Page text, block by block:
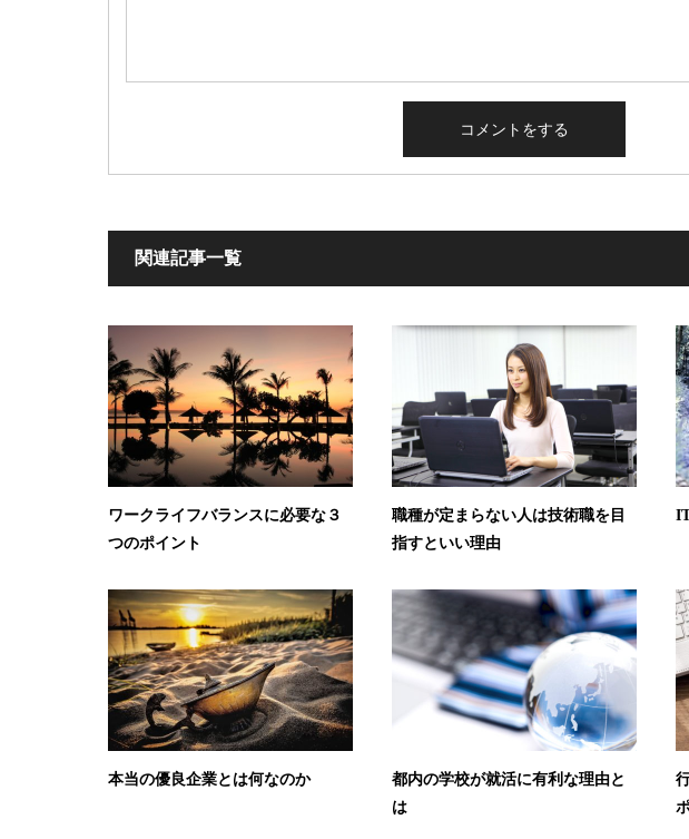
関連記事一覧
ワークライフバランスに必要な３
つのポイント
職種が定まらない人は技術職を目
指すといい理由
本当の優良企業とは何なのか
都内の学校が就活に有利な理由と
は